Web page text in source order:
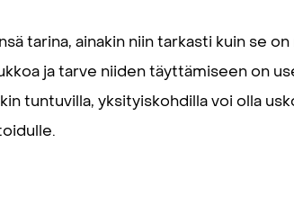
tarina, ainakin niin tarkasti kuin se
ja tarve niiden täyttämiseen on
tuntuvilla, yksityiskohdilla voi olla